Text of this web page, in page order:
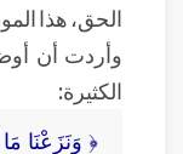
الحق، هذا
وأردت أن
الكثيرة:
﴿ وَنَزَعْنَا